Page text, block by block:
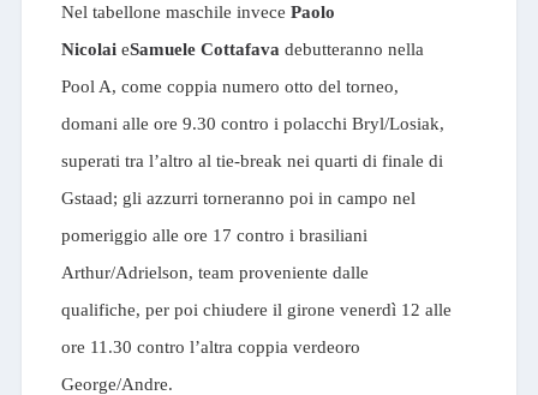
Nel tabellone maschile invece Paolo
Nicolai eSamuele Cottafava debutteranno nella
Pool A, come coppia numero otto del torneo,
domani alle ore 9.30 contro i polacchi Bryl/Losiak,
superati tra l’altro al tie-break nei quarti di finale di
Gstaad; gli azzurri torneranno poi in campo nel
pomeriggio alle ore 17 contro i brasiliani
Arthur/Adrielson, team proveniente dalle
qualifiche, per poi chiudere il girone venerdì 12 alle
ore 11.30 contro l’altra coppia verdeoro
George/Andre.